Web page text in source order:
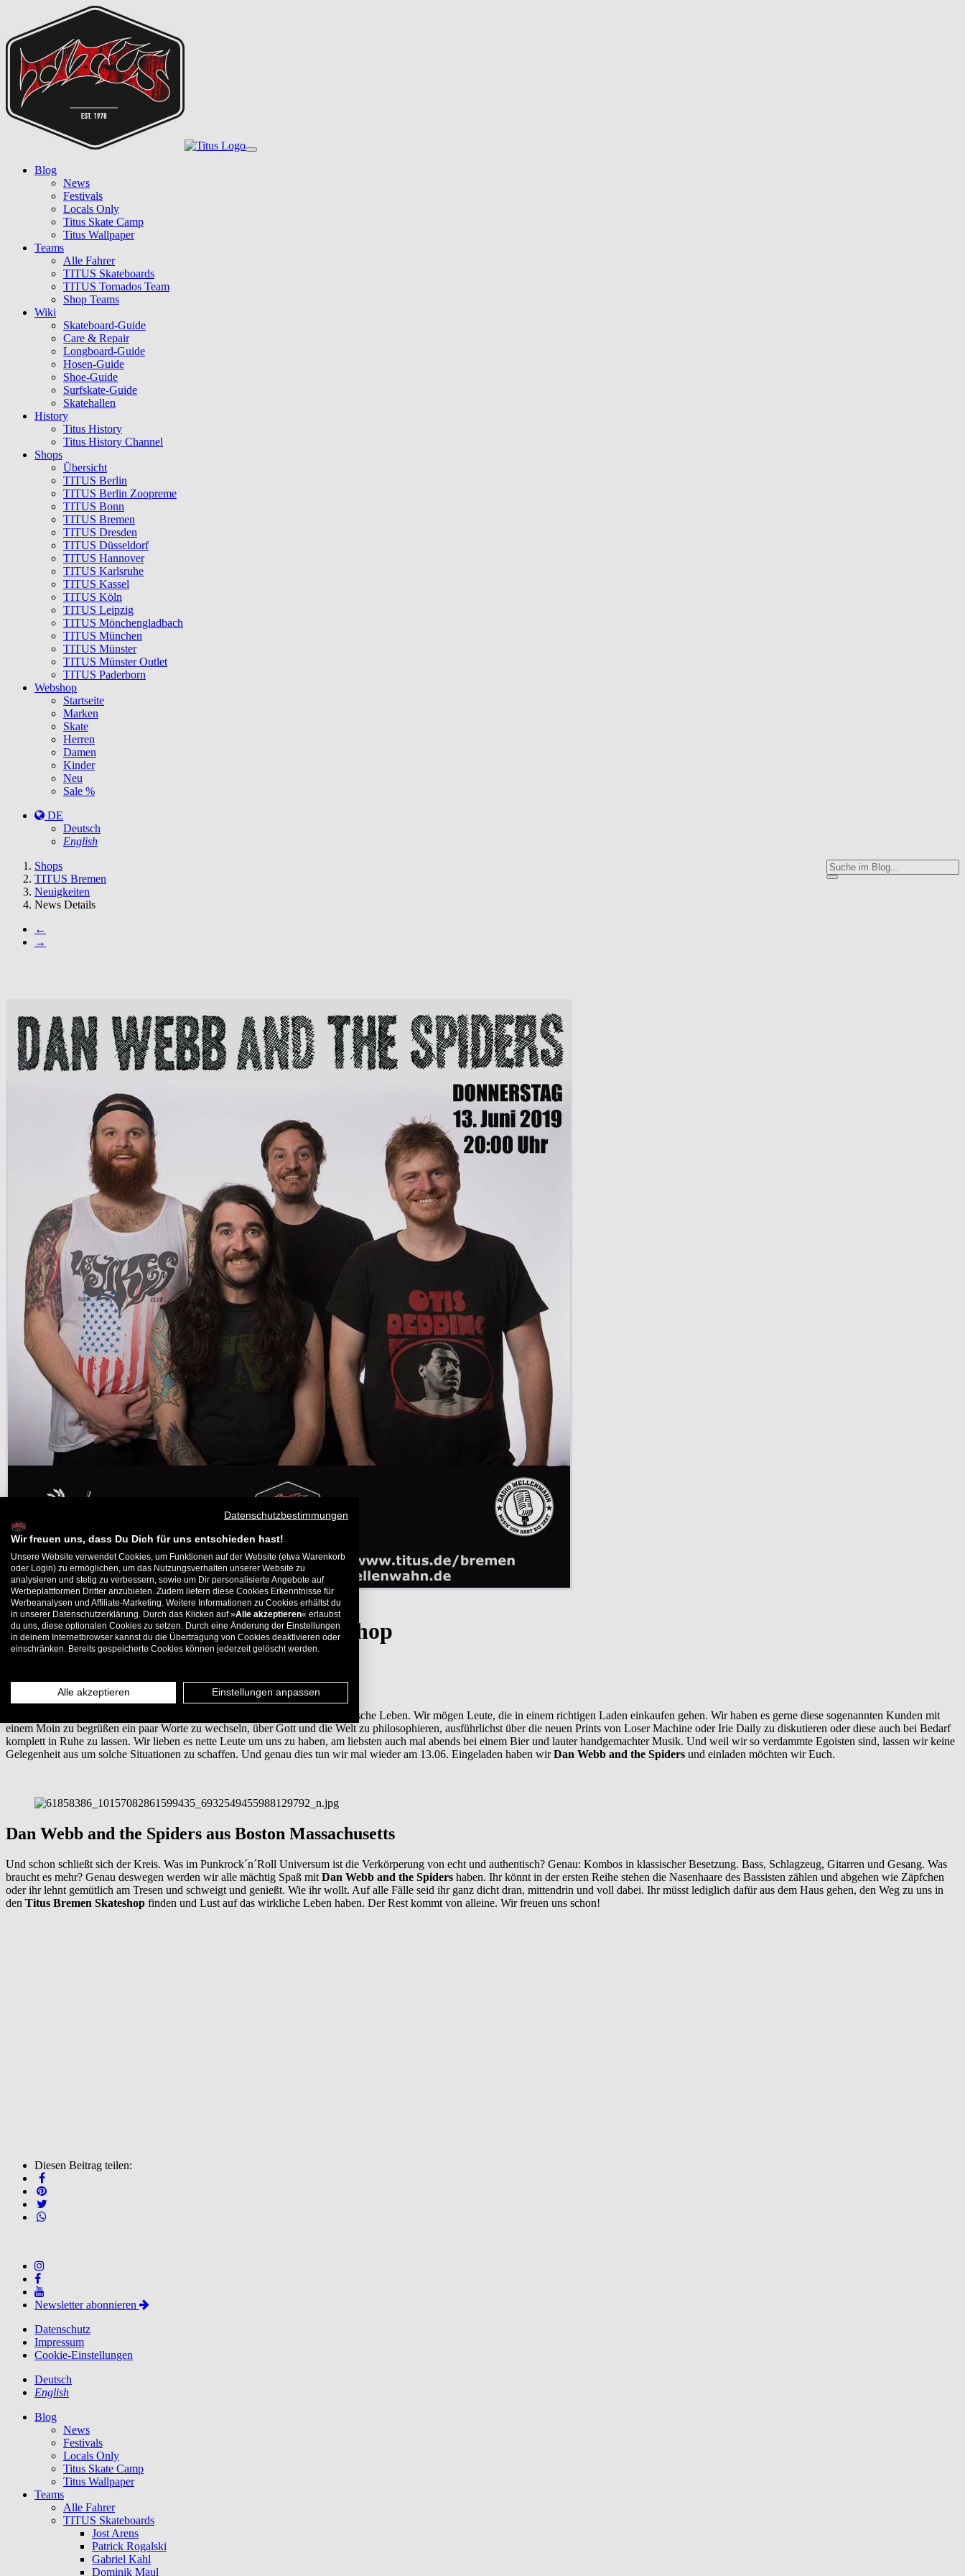
main
content
Toggle
Blog
News
Festivals
Locals Only
Titus Skate Camp
Titus Wallpaper
Teams
Alle Fahrer
TITUS Skateboards
TITUS Tornados Team
Shop Teams
Wiki
Skateboard-Guide
Care & Repair
Longboard-Guide
Hosen-Guide
Shoe-Guide
Surfskate-Guide
Skatehallen
History
Titus History
Titus History Channel
Shops
Übersicht
TITUS Berlin
TITUS Berlin Zoopreme
TITUS Bonn
TITUS Bremen
TITUS Dresden
TITUS Düsseldorf
TITUS Hannover
TITUS Karlsruhe
TITUS Kassel
TITUS Köln
TITUS Leipzig
TITUS Mönchengladbach
TITUS München
TITUS Münster
TITUS Münster Outlet
TITUS Paderborn
Webshop
Startseite
Marken
Skate
Herren
Damen
Kinder
Neu
Sale %
DE
Deutsch
English
here:
Shops
TITUS Bremen
Neuigkeiten
News Details
←
→
Erstellt von Titus Bremen jr |News05.06.2019
Instore Gig im Titus Bremen Skateshop
Dan Webb and the Spiders am 13.06. im Titus Bremen Skateshop
das authentische Leben. Wir mögen Leute, die in einem richtigen Laden einkaufen gehen. Wir haben es gerne diese sogenannten Kunden mit
einem Moin zu begrüßen ein paar Worte zu wechseln, über Gott und die Welt zu philosophieren, ausführlichst über die neuen Prints von Loser Machine oder Irie Daily zu diskutieren oder diese auch bei Bedarf
komplett in Ruhe zu lassen. Wir lieben es nette Leute um uns zu haben, am liebsten auch mal abends bei einem Bier und lauter handgemachter Musik. Und weil wir so verdammte Egoisten sind, lassen wir keine
Gelegenheit aus um solche Situationen zu schaffen. Und genau dies tun wir mal wieder am 13.06. Eingeladen haben wirDan Webb and the Spiders und einladen möchten wir Euch.
Dan Webb and the Spiders aus Boston Massachusetts
Und schon schließt sich der Kreis. Was im Punkrock´n´Roll Universum ist die Verkörperung von echt und authentisch? Genau: Kombos in klassischer Besetzung. Bass, Schlagzeug, Gitarren und Gesang. Was
braucht es mehr? Genau deswegen werden wir alle mächtig Spaß mit Dan Webb and the Spiders haben. Ihr könnt in der ersten Reihe stehen die Nasenhaare des Bassisten zählen und abgehen wie Zäpfchen
oder ihr lehnt gemütlich am Tresen und schweigt und genießt. Wie ihr wollt. Auf alle Fälle seid ihr ganz dicht dran, mittendrin und voll dabei. Ihr müsst lediglich dafür aus dem Haus gehen, den Weg zu uns in
den Titus Bremen Skateshop finden und Lust auf das wirkliche Leben haben. Der Rest kommt von alleine. Wir freuen uns schon!
Diesen Beitrag teilen:
Newsletter abonnieren
Datenschutz
Impressum
Cookie-Einstellungen
Deutsch
English
Blog
News
Festivals
Locals Only
Titus Skate Camp
Titus Wallpaper
Teams
Alle Fahrer
TITUS Skateboards
Jost Arens
Patrick Rogalski
Gabriel Kahl
Dominik Maul
Datenschutzbestimmungen
Wir freuen uns, dass Du Dich für uns entschieden hast!
Unsere Website verwendet Cookies, um Funktionen auf der Website (etwa Warenkorb
oder Login) zu ermöglichen, um das Nutzungsverhalten unserer Website zu
analysieren und stetig zu verbessern, sowie um Dir personalisierte Angebote auf
Werbeplattformen Dritter anzubieten. Zudem liefern diese Cookies Erkenntnisse für
Werbeanalysen und Affiliate-Marketing. Weitere Informationen zu Cookies erhältst du
in unserer Datenschutzerklärung. Durch das Klicken auf »Alle akzeptieren« erlaubst
du uns, diese optionalen Cookies zu setzen. Durch eine Änderung der Einstellungen
in deinem Internetbrowser kannst du die Übertragung von Cookies deaktivieren oder
einschränken. Bereits gespeicherte Cookies können jederzeit gelöscht werden.
Alle akzeptieren Einstellungen anpassen